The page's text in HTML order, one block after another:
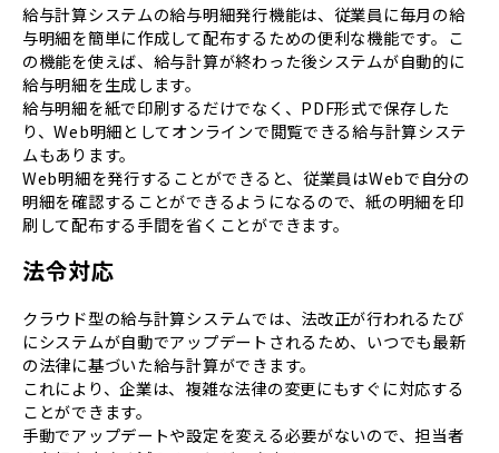
給与計算システムの給与明細発行機能は、従業員に毎月の給
与明細を簡単に作成して配布するための便利な機能です。こ
の機能を使えば、給与計算が終わった後システムが自動的に
給与明細を生成します。
給与明細を紙で印刷するだけでなく、PDF形式で保存した
り、Web明細としてオンラインで閲覧できる給与計算システ
ムもあります。
Web明細を発行することができると、従業員はWebで自分の
明細を確認することができるようになるので、紙の明細を印
刷して配布する手間を省くことができます。
法令対応
クラウド型の給与計算システムでは、法改正が行われるたび
にシステムが自動でアップデートされるため、いつでも最新
の法律に基づいた給与計算ができます。
これにより、企業は、複雑な法律の変更にもすぐに対応する
ことができます。
手動でアップデートや設定を変える必要がないので、担当者